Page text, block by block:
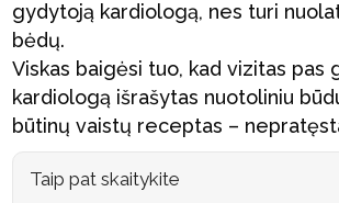
gydytoją kardiologą, nes turi
bėdų.
Viskas baigėsi tuo, kad vizitas pas
kardiologą išrašytas nuotoliniu
būtinų vaistų receptas –
Taip pat skaitykite